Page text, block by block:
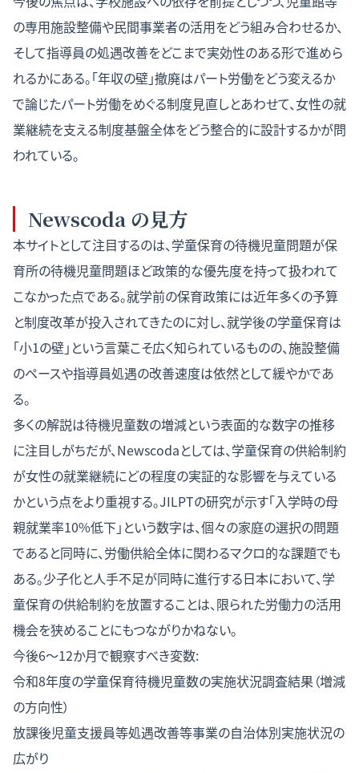
の専用施設整備や民間事業者の活用をどう組み合わせるか、
そして指導員の処遇改善をどこまで実効性のある形で進めら
れるかにある。「年収の壁」撤廃はパート労働をどう変えるか
で論じたパート労働をめぐる制度見直しとあわせて、女性の就
業継続を支える制度基盤全体をどう整合的に設計するかが問
われている。
Newscoda の見方
本サイトとして注目するのは、学童保育の待機児童問題が保
育所の待機児童問題ほど政策的な優先度を持って扱われて
こなかった点である。就学前の保育政策には近年多くの予算
と制度改革が投入されてきたのに対し、就学後の学童保育は
「小1の壁」という言葉こそ広く知られているものの、施設整備
のペースや指導員処遇の改善速度は依然として緩やかであ
る。
多くの解説は待機児童数の増減という表面的な数字の推移
に注目しがちだが、Newscodaとしては、学童保育の供給制約
が女性の就業継続にどの程度の実証的な影響を与えている
かという点をより重視する。JILPTの研究が示す「入学時の母
親就業率10%低下」という数字は、個々の家庭の選択の問題
であると同時に、労働供給全体に関わるマクロ的な課題でも
ある。少子化と人手不足が同時に進行する日本において、学
童保育の供給制約を放置することは、限られた労働力の活用
機会を狭めることにもつながりかねない。
今後6〜12か月で観察すべき変数:
令和8年度の学童保育待機児童数の実施状況調査結果（増減
の方向性）
放課後児童支援員等処遇改善等事業の自治体別実施状況の
広がり